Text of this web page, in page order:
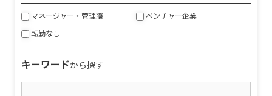
マネージャー・管理職
ベンチャー企業
転勤なし
キーワードから探す